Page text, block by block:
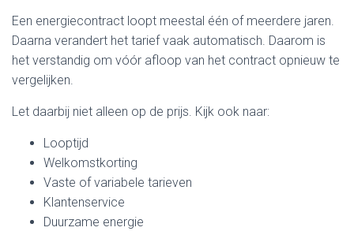
Een energiecontract loopt meestal één of meerdere jaren.
Daarna verandert het tarief vaak automatisch. Daarom is
het verstandig om vóór afloop van het contract opnieuw te
vergelijken.
Let daarbij niet alleen op de prijs. Kijk ook naar:
Looptijd
Welkomstkorting
Vaste of variabele tarieven
Klantenservice
Duurzame energie